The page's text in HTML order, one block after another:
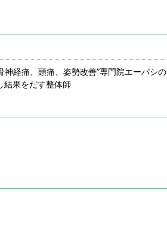
神経痛、頭痛、姿勢改善”専門院エーパシの
結果をだす整体師